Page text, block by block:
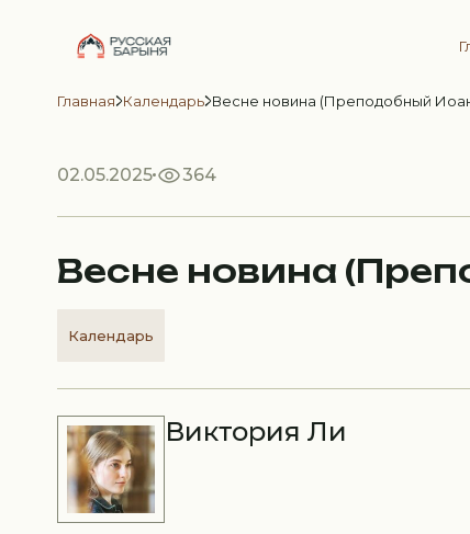
Главная Календарь Весне новина (Преподобный
02.05.2025 364
Весне новина
Календарь
Виктория Ли